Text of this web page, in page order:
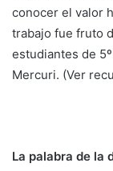
conocer el valor
trabajo fue fruto
estudiantes de
Mercuri. (Ver
La palabra de la